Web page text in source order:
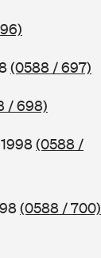
(0588 / 697)
/ 698)
(0588 /
(0588 / 700)